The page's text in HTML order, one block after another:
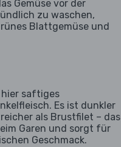
Gemüse vor der
zu waschen,
Blattgemüse und
hier saftiges
Es ist dunkler
als Brustfilet – das
Garen und sorgt für
Geschmack.